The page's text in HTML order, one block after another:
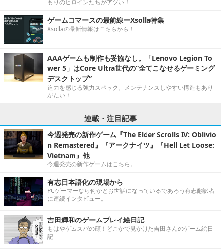
もりのヒロインたちがアツい！
ゲームコマースの最前線ーXsolla特集
Xsollaの最新情報はこちらから！
AAAゲームも制作も妥協なし。「Lenovo Legion To
wer 5」はCore Ultra世代の“全てこなせるゲーミング
デスクトップ”
迫力を感じる強力スペック。メンテナンスしやすい構造もあり
がたい！
連載・注目記事
今週発売の新作ゲーム『The Elder Scrolls IV: Oblivio
n Remastered』『アークナイツ』『Hell Let Loose:
Vietnam』他
今週発売の新作ゲームはこちら。
有志日本語化の現場から
PCゲーマーなら何かとお世話になっているであろう有志翻訳者
に連続インタビュー。
吉田輝和のゲームプレイ絵日記
もはやゲムスパの顔！どこかで見かけた吉田さんのゲーム絵日
記